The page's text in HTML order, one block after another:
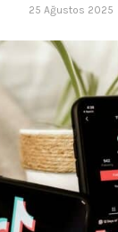
25 Ağustos 2025